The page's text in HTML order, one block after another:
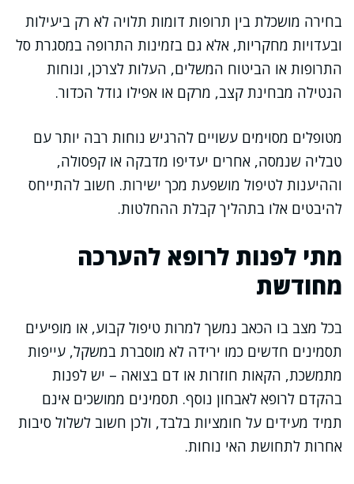
בחירה מושכלת בין תרופות דומות תלויה לא רק ביעילות
ובעדויות מחקריות, אלא גם בזמינות התרופה במסגרת סל
התרופות או הביטוח המשלים, העלות לצרכן, ונוחות
הנטילה מבחינת קצב, מרקם או אפילו גודל הכדור.
מטופלים מסוימים עשויים להרגיש נוחות רבה יותר עם
טבליה שנמסה, אחרים יעדיפו מדבקה או קפסולה,
וההיענות לטיפול מושפעת מכך ישירות. חשוב להתייחס
להיבטים אלו בתהליך קבלת ההחלטות.
מתי לפנות לרופא להערכה
מחודשת
בכל מצב בו הכאב נמשך למרות טיפול קבוע, או מופיעים
תסמינים חדשים כמו ירידה לא מוסברת במשקל, עייפות
מתמשכת, הקאות חוזרות או דם בצואה – יש לפנות
בהקדם לרופא לאבחון נוסף. תסמינים ממושכים אינם
תמיד מעידים על חומציות בלבד, ולכן חשוב לשלול סיבות
אחרות לתחושת האי נוחות.